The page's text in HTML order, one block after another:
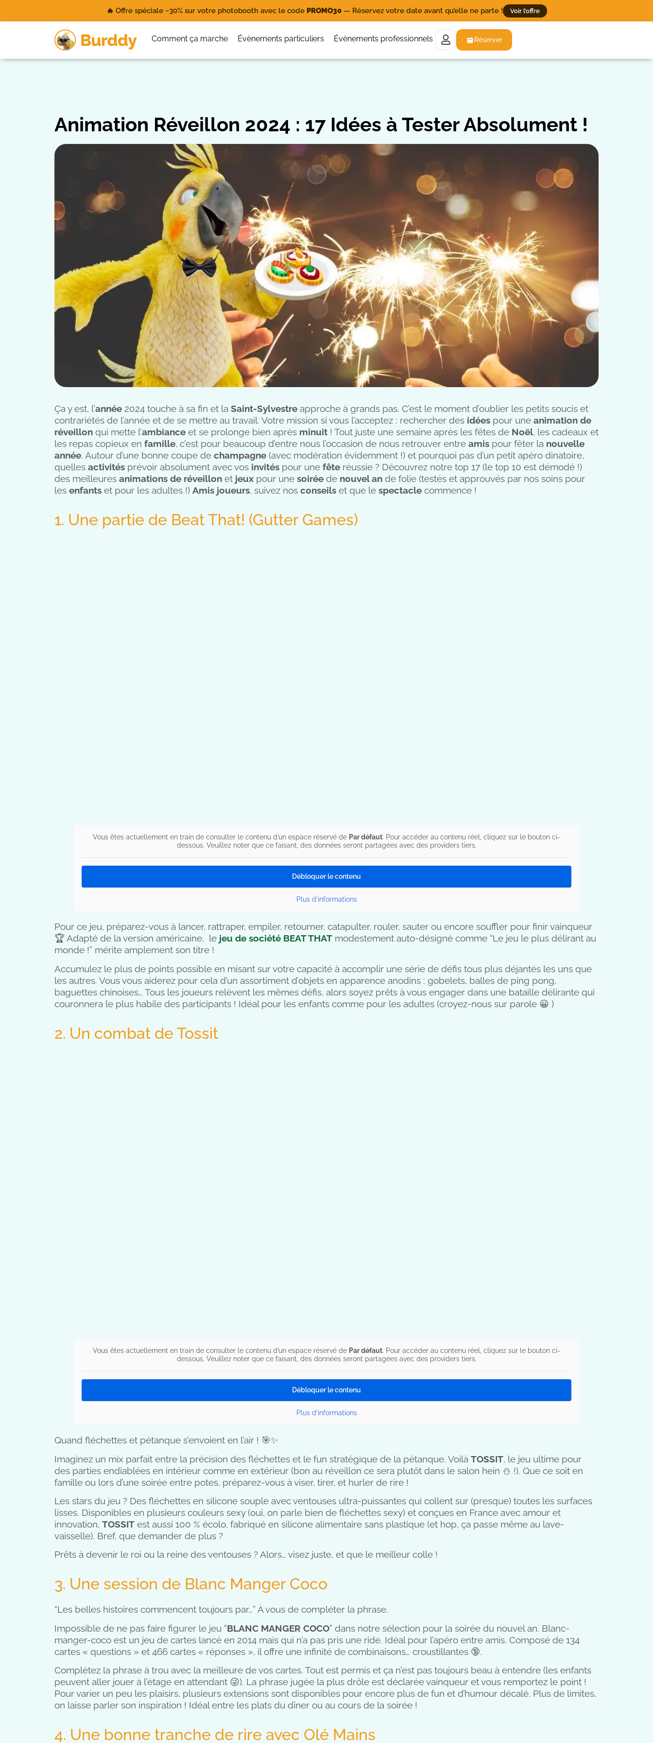
🔥 Offre spéciale −30% sur votre photobooth avec le code PROMO30— Réservez votre date avant qu’elle ne parte ! Voir l’offre
Comment ça marche Évènements particuliers Évènements professionnels Réserver
Animation Réveillon 2024 : 17 Idées à Tester Absolument !
Ça y est, l’année 2024 touche à sa fin et la Saint-Sylvestre approche à grands pas. C’est le moment d’oublier les petits soucis et
contrariétés de l’année et de se mettre au travail. Votre mission si vous l’acceptez : rechercher des idées pour une animation de
réveillon qui mette l’ambiance et se prolonge bien après minuit ! Tout juste une semaine après les fêtes de Noël, les cadeaux et
les repas copieux en famille, c’est pour beaucoup d’entre nous l’occasion de nous retrouver entre amis pour fêter la nouvelle
année. Autour d’une bonne coupe de champagne (avec modération évidemment !) et pourquoi pas d’un petit apéro dinatoire,
quelles activités prévoir absolument avec vos invités pour une fête réussie ? Découvrez notre top 17 (le top 10 est démodé !)
des meilleures animations de réveillon et jeux pour une soirée de nouvel an de folie (testés et approuvés par nos soins pour
les enfants et pour les adultes !) Amis joueurs, suivez nos conseils et que le spectacle commence !
1. Une partie de Beat That! (Gutter Games)
Vous êtes actuellement en train de consulter le contenu d’un espace réservé de Par défaut. Pour accéder au contenu réel, cliquez sur le bouton ci-
dessous. Veuillez noter que ce faisant, des données seront partagées avec des providers tiers.
Débloquer le contenu
Plus d’informations
Pour ce jeu, préparez-vous à lancer, rattraper, empiler, retourner, catapulter, rouler, sauter ou encore souffler pour finir vainqueur
🏆 Adapté de la version américaine, le jeu de société BEAT THAT modestement auto-désigné comme “Le jeu le plus délirant au
monde !” mérite amplement son titre !
Accumulez le plus de points possible en misant sur votre capacité à accomplir une série de défis tous plus déjantés les uns que
les autres. Vous vous aiderez pour cela d’un assortiment d’objets en apparence anodins : gobelets, balles de ping pong,
baguettes chinoises… Tous les joueurs relèvent les mêmes défis, alors soyez prêts à vous engager dans une bataille délirante qui
couronnera le plus habile des participants ! Idéal pour les enfants comme pour les adultes (croyez-nous sur parole 😀 )
2. Un combat de Tossit
Vous êtes actuellement en train de consulter le contenu d’un espace réservé de Par défaut. Pour accéder au contenu réel, cliquez sur le bouton ci-
dessous. Veuillez noter que ce faisant, des données seront partagées avec des providers tiers.
Débloquer le contenu
Plus d’informations
Quand fléchettes et pétanque s’envoient en l’air ! 🎯✨
Imaginez un mix parfait entre la précision des fléchettes et le fun stratégique de la pétanque. Voilà TOSSIT, le jeu ultime pour
des parties endiablées en intérieur comme en extérieur (bon au réveillon ce sera plutôt dans le salon hein ⛄ !). Que ce soit en
famille ou lors d’une soirée entre potes, préparez-vous à viser, tirer, et hurler de rire !
Les stars du jeu ? Des fléchettes en silicone souple avec ventouses ultra-puissantes qui collent sur (presque) toutes les surfaces
lisses. Disponibles en plusieurs couleurs sexy (oui, on parle bien de fléchettes sexy) et conçues en France avec amour et
innovation, TOSSIT est aussi 100 % écolo, fabriqué en silicone alimentaire sans plastique (et hop, ça passe même au lave-
vaisselle). Bref, que demander de plus ?
Prêts à devenir le roi ou la reine des ventouses ? Alors… visez juste, et que le meilleur colle !
3. Une session de Blanc Manger Coco
“Les belles histoires commencent toujours par…” À vous de compléter la phrase.
Impossible de ne pas faire figurer le jeu “BLANC MANGER COCO” dans notre sélection pour la soirée du nouvel an. Blanc-
manger-coco est un jeu de cartes lancé en 2014 mais qui n’a pas pris une ride. Idéal pour l’apéro entre amis. Composé de 134
cartes « questions » et 466 cartes « réponses », il offre une infinité de combinaisons… croustillantes 🔞.
Complétez la phrase à trou avec la meilleure de vos cartes. Tout est permis et ça n’est pas toujours beau à entendre (les enfants
peuvent aller jouer à l’étage en attendant 😜). La phrase jugée la plus drôle est déclarée vainqueur et vous remportez le point !
Pour varier un peu les plaisirs, plusieurs extensions sont disponibles pour encore plus de fun et d’humour décalé. Plus de limites,
on laisse parler son inspiration ! Idéal entre les plats du dîner ou au cours de la soirée !
4. Une bonne tranche de rire avec Olé Mains